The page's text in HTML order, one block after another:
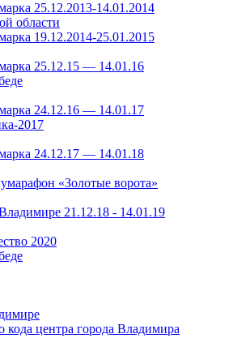
25.12.2013-14.01.2014
области
19.12.2014-25.01.2015
25.12.15 — 14.01.16
24.12.16 — 14.01.17
2017
24.12.17 — 14.01.18
«Золотые ворота»
21.12.18 - 14.01.19
2020
кода центра города Владимира